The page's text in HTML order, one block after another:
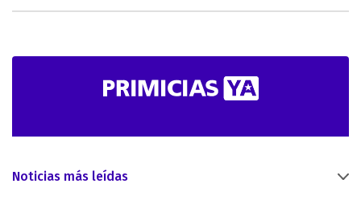
Noticias más leídas